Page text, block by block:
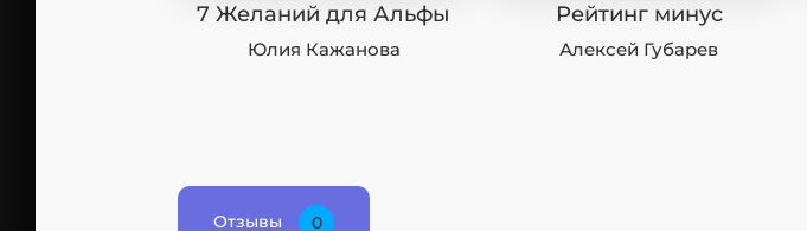
7 Желаний для Альфы
Юлия Кажанова
Рейтинг минус
Алексей Губарев
Отзывы 0